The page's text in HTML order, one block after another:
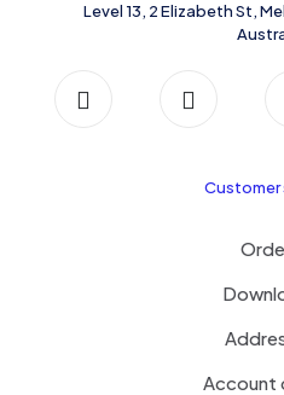
Level 13, 2 Elizabeth St,
Customer
Account